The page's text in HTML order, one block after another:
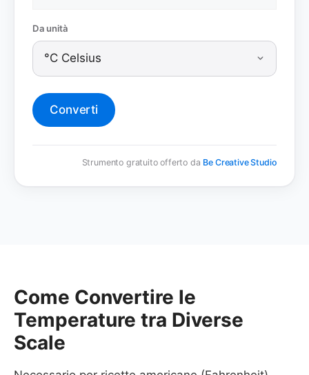
Da unità
Converti
Strumento gratuito offerto da Be Creative Studio
Come Convertire le
Temperature tra Diverse
Scale